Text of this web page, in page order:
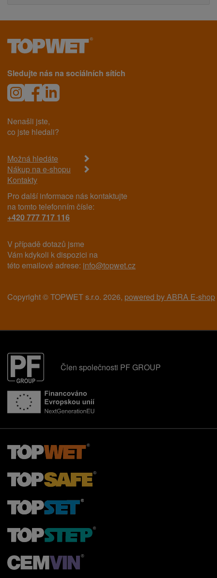
Sledujte nás na sociálních sítích
Nenašli jste,
co jste hledali?
Možná hledáte
Nákup na e-shopu
Kontakty
Pro další informace nás kontaktujte
na tomto telefonním čísle:
+420 777 717 116
V případě dotazů jsme
Vám kdykoli k dispozici na
této emailové adrese: info@topwet.cz
Copyright © TOPWET s.r.o. 2026, powered by ABRA E-shop
Člen společnosti PF GROUP